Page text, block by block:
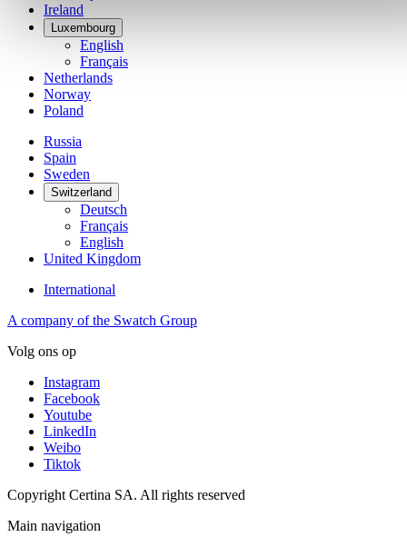
Ireland
Luxembourg
English
Français
Netherlands
Norway
Poland
Russia
Spain
Sweden
Switzerland
Deutsch
Français
English
United Kingdom
International
A company of the Swatch Group
Volg ons op
Instagram
Facebook
Youtube
LinkedIn
Weibo
Tiktok
Copyright Certina SA. All rights reserved
Main navigation